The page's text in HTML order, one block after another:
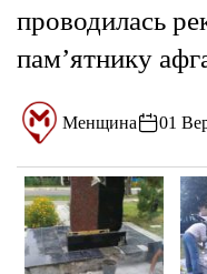
проводилась
пам’ятнику
Менщина 01